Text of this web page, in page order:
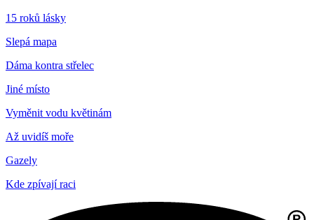
15 roků lásky
Slepá mapa
Dáma kontra střelec
Jiné místo
Vyměnit vodu květinám
Až uvidíš moře
Gazely
Kde zpívají raci